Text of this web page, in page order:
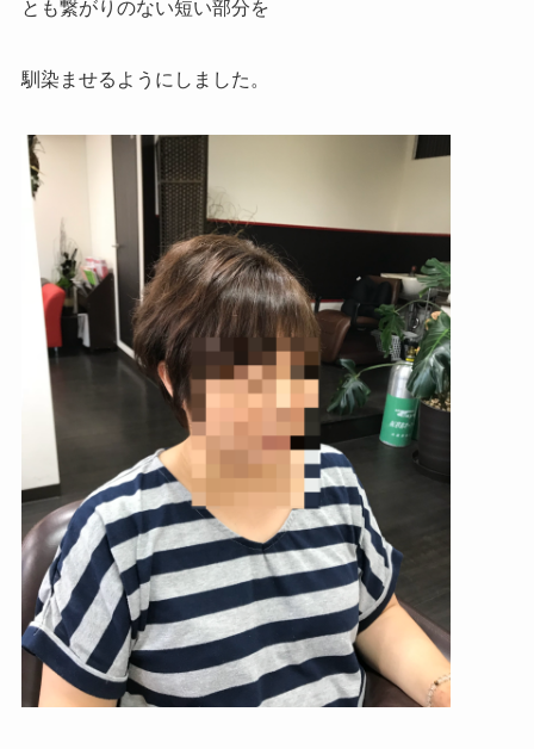
とも繋がりのない短い部分を
馴染ませるようにしました。